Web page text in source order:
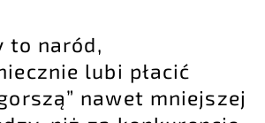
to naród,
lubi płacić
nawet mniejszej